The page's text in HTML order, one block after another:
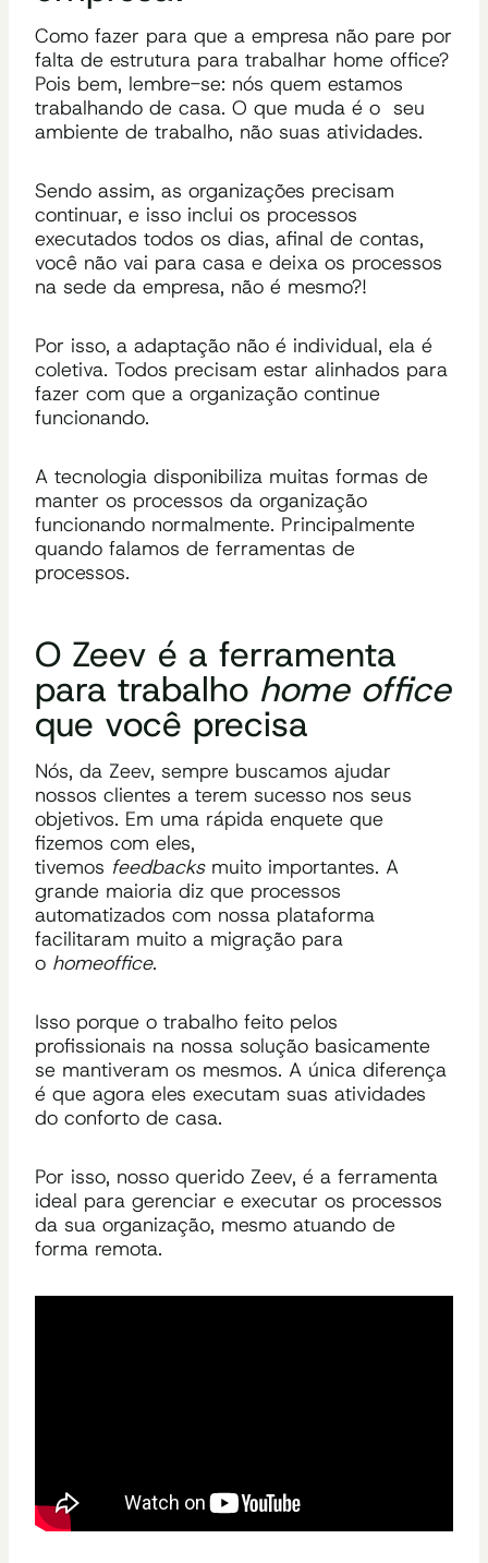
Como fazer para que a empresa não pare por
falta de estrutura para trabalhar home office?
Pois bem, lembre-se: nós quem estamos
trabalhando de casa. O que muda é o seu
ambiente de trabalho, não suas atividades.
Sendo assim, as organizações precisam
continuar, e isso inclui os processos
executados todos os dias, afinal de contas,
você não vai para casa e deixa os processos
na sede da empresa, não é mesmo?!
Por isso, a adaptação não é individual, ela é
coletiva. Todos precisam estar alinhados para
fazer com que a organização continue
funcionando.
A tecnologia disponibiliza muitas formas de
manter os processos da organização
funcionando normalmente. Principalmente
quando falamos de ferramentas de
processos.
O Zeev é a ferramenta
para trabalho home office
que você precisa
Nós, da Zeev, sempre buscamos ajudar
nossos clientes a terem sucesso nos seus
objetivos. Em uma rápida enquete que
fizemos com eles,
tivemos feedbacksmuito importantes. A
grande maioria diz que processos
automatizados com nossa plataforma
facilitaram muito a migração para
o homeoffice.
Isso porque o trabalho feito pelos
profissionais na nossa solução basicamente
se mantiveram os mesmos. A única diferença
é que agora eles executam suas atividades
do conforto de casa.
Por isso, nosso querido Zeev, é a ferramenta
ideal para gerenciar e executar os processos
da sua organização, mesmo atuando de
forma remota.